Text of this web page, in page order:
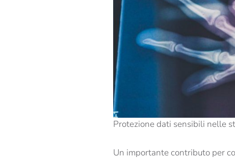
Protezione dati sensibili nelle
Un importante contributo per